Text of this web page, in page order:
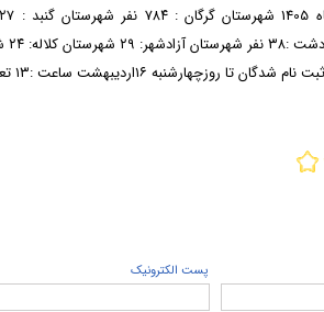
۱۶اردیبهشت ساعت :۱۳ تعداد ۱۷۴۹نفر می باشند.
پست الكترونيک